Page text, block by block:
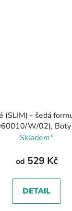
(SLIM) - šedá
W/02), Boty
Skladem*
od 529 Kč
DETAIL